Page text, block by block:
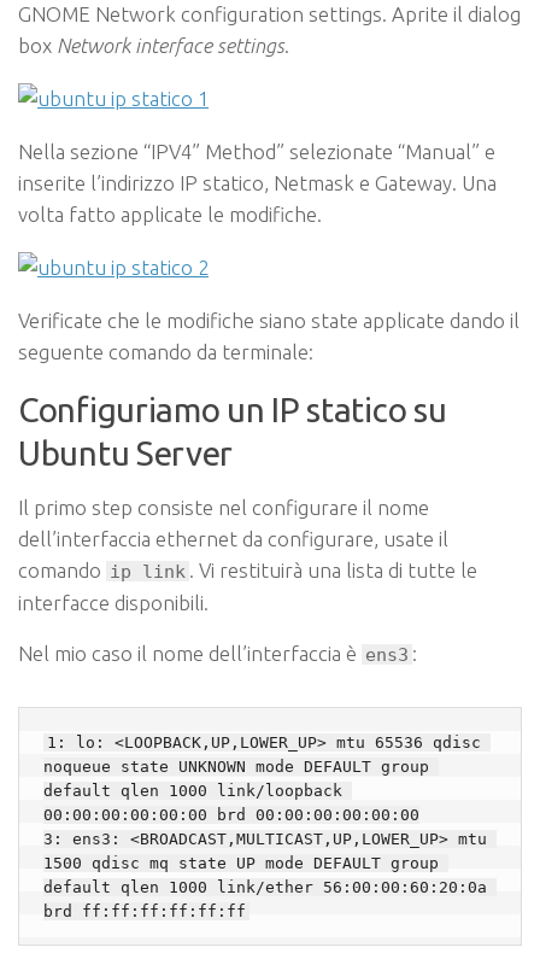
GNOME Network configuration settings. Aprite il dialog
box Network interface settings.
Nella sezione “IPV4” Method” selezionate “Manual” e
inserite l’indirizzo IP statico, Netmask e Gateway. Una
volta fatto applicate le modifiche.
Verificate che le modifiche siano state applicate dando il
seguente comando da terminale:
Configuriamo un IP statico su
Ubuntu Server
Il primo step consiste nel configurare il nome
dell’interfaccia ethernet da configurare, usate il
comando ip link
. Vi restituirà una lista di tutte le
interfacce disponibili.
Nel mio caso il nome dell’interfaccia è ens3 :
1: lo: <LOOPBACK,UP,LOWER_UP> mtu 65536 qdisc
noqueue state UNKNOWN mode DEFAULT group
default qlen 1000 link/loopback
00:00:00:00:00:00 brd 00:00:00:00:00:00
3: ens3: <BROADCAST,MULTICAST,UP,LOWER_UP> mtu
1500 qdisc mq state UP mode DEFAULT group
default qlen 1000 link/ether 56:00:00:60:20:0a
brd ff:ff:ff:ff:ff:ff